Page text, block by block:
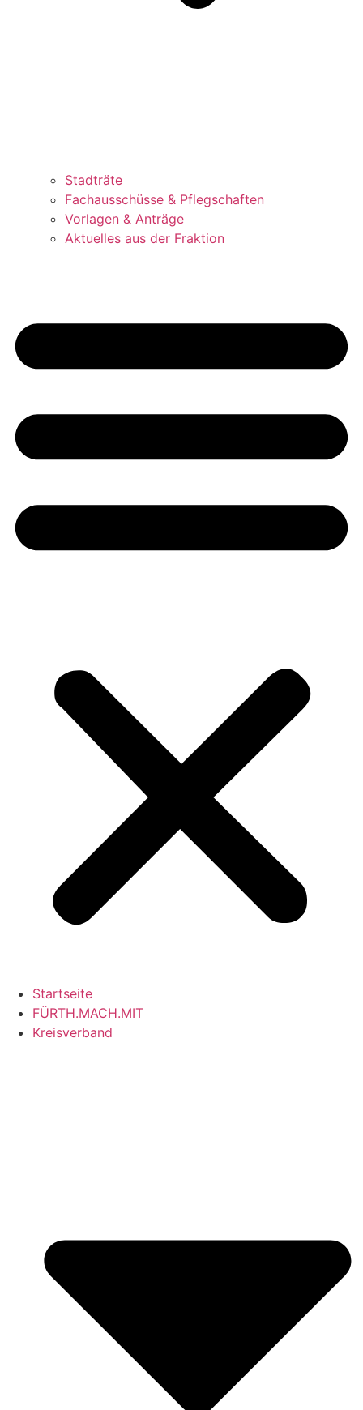
Stadträte
Fachausschüsse & Pflegschaften
Vorlagen & Anträge
Aktuelles aus der Fraktion
Startseite
FÜRTH.MACH.MIT
Kreisverband